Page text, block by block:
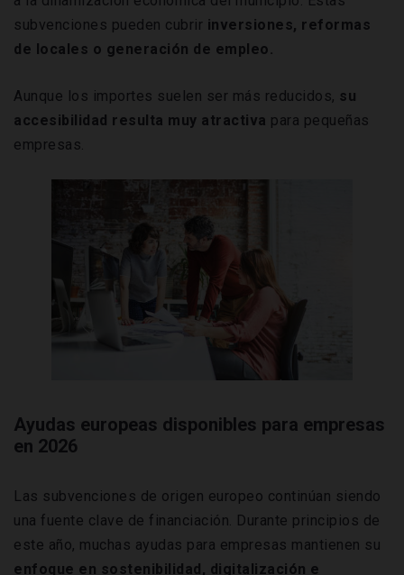
subvenciones pueden cubrir inversiones, reformas
de locales o generación de empleo.
Aunque los importes suelen ser más reducidos, su
accesibilidad resulta muy atractiva para pequeñas
empresas.
Ayudas europeas disponibles para empresas
en 2026
Las subvenciones de origen europeo continúan siendo
una fuente clave de financiación. Durante principios de
este año, muchas ayudas para empresas mantienen su
enfoque en sostenibilidad, digitalización e